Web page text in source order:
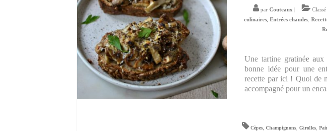
parCouteaux |
culinaires ,Entrées chaudes ,
Une tartine gratinée
bonne idée pour une
recette par ici ! Quoi de
accompagné pour un
Cèpes ,Champignons ,Girolles ,